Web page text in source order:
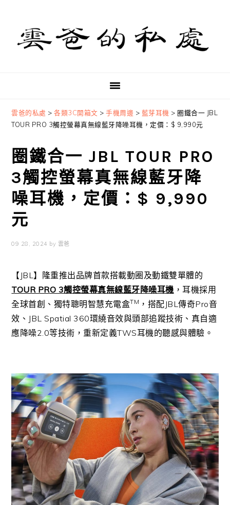
primary
navigation
content
primary
sidebar
雲爸的私處 >各類3C開箱文 >手機周邊 > 藍芽耳機 > 圈鐵合一 JBL
TOUR PRO 3觸控螢幕真無線藍牙降噪耳機，定價：$ 9,990元
圈鐵合一 JBL TOUR PRO
3觸控螢幕真無線藍牙降
噪耳機，定價：$ 9,990
元
09 28, 2024 by 雲爸
【JBL】隆重推出品牌首款搭載動圈及動鐵雙單體的
TOUR PRO 3觸控螢幕真無線藍牙降噪耳機 ，耳機採用
全球首創、獨特聰明智慧充電盒TM ，搭配JBL傳奇Pro音
效、JBL Spatial 360環繞音效與頭部追蹤技術、真自適
應降噪2.0等技術，重新定義TWS耳機的聽感與體驗。